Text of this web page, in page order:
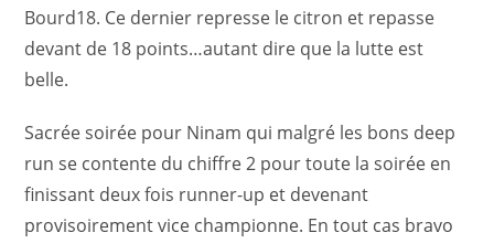
Bourd18. Ce dernier represse le citron et repasse
devant de 18 points…autant dire que la lutte est
belle.
Sacrée soirée pour Ninam qui malgré les bons deep
run se contente du chiffre 2 pour toute la soirée en
finissant deux fois runner-up et devenant
provisoirement vice championne. En tout cas bravo